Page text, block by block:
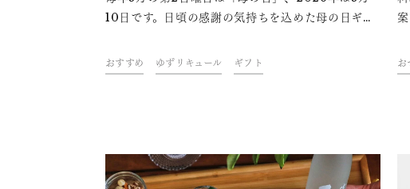
10日です。日頃の感謝の気持ちを込めた母の日ギフ
すめの日本酒を3本紹介します。
おすすめ ゆずリキュール ギフト お